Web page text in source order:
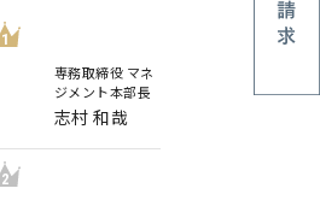
1
専務取締役 マネ
ジメント本部長
志村 和哉
2